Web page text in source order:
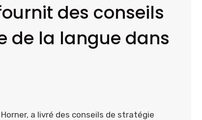
des conseils
de la langue dans
a livré des conseils de stratégie